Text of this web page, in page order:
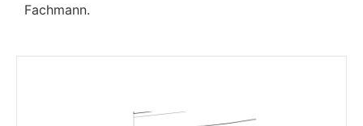
Fachmann.